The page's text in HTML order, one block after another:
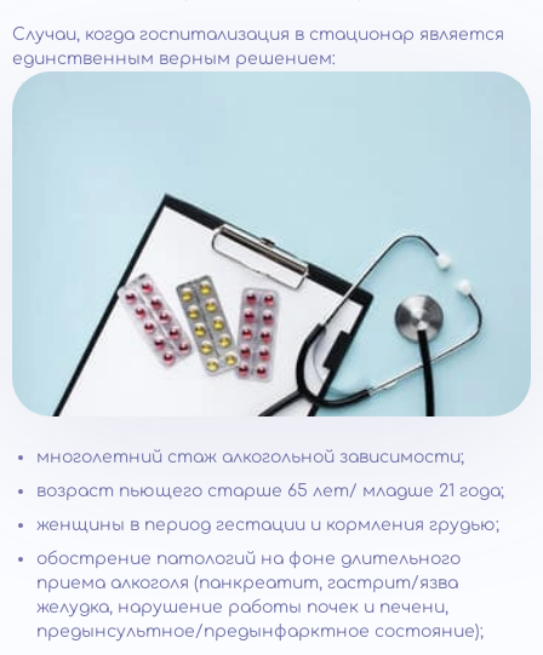
Случаи, когда госпитализация в стационар является
единственным верным решением:
многолетний стаж алкогольной зависимости;
возраст пьющего старше 65 лет/ младше 21 года;
женщины в период гестации и кормления грудью;
обострение патологий на фоне длительного
приема алкоголя (панкреатит, гастрит/язва
желудка, нарушение работы почек и печени,
предынсультное/предынфарктное состояние);